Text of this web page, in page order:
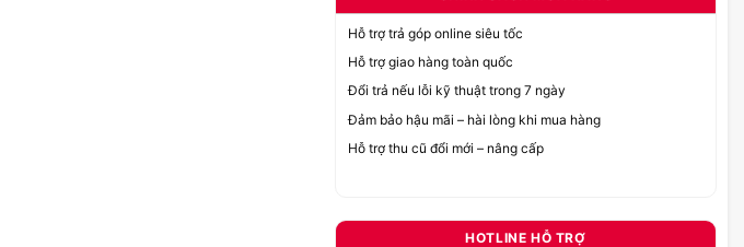
Hỗ trợ trả góp online siêu tốc
Hỗ trợ giao hàng toàn quốc
Đổi trả nếu lỗi kỹ thuật trong 7 ngày
Đảm bảo hậu mãi – hài lòng khi mua hàng
Hỗ trợ thu cũ đổi mới – nâng cấp
HOTLINE HỖ TRỢ